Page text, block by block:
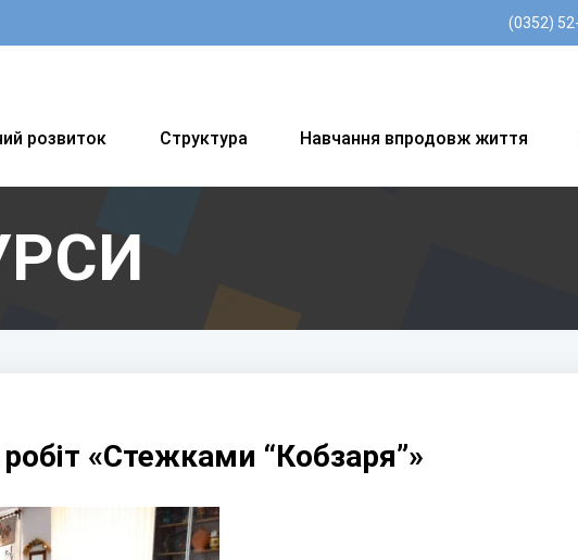
(0352)
розвиток Структура Навчання впродовж життя
«Стежками “Кобзаря”»